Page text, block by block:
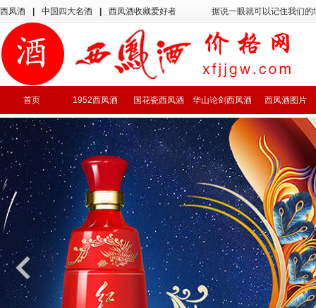
西凤酒 中国四大名酒 西凤酒收藏爱好者 据说一眼就可以记住我们
首页 1952西凤酒 国花瓷西凤酒 华山论剑西凤酒 西凤酒图片